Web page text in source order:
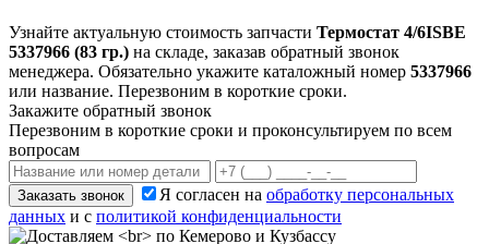
Узнайте актуальную стоимость запчасти Термостат 4/6ISBE
5337966 (83 гр.) на складе, заказав обратный звонок
менеджера. Обязательно укажите каталожный номер 5337966
или название. Перезвоним в короткие сроки.
Закажите обратный звонок
Перезвоним в короткие сроки и проконсультируем по всем
вопросам
Заказать звонок Я согласен на обработку персональных
данных и с политикой конфиденциальности